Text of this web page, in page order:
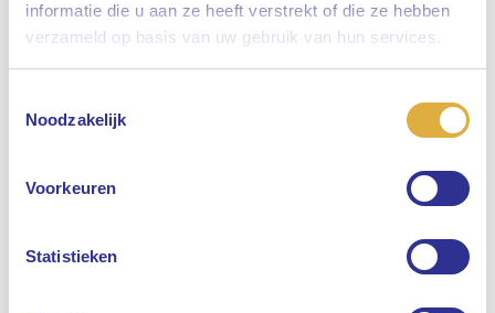
informatie die u aan ze heeft verstrekt of die ze hebben
verzameld op basis van uw gebruik van hun services.
Noodzakelijk
Voorkeuren
Statistieken
Sluiten